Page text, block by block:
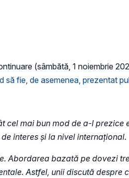
(sâmbătă, 1 noiembrie
să fie, de asemenea, prezentat
mai bun mod de a-l prezice
interes și la nivel internațional.
Abordarea bazată pe dovezi
Astfel, unii discută despre